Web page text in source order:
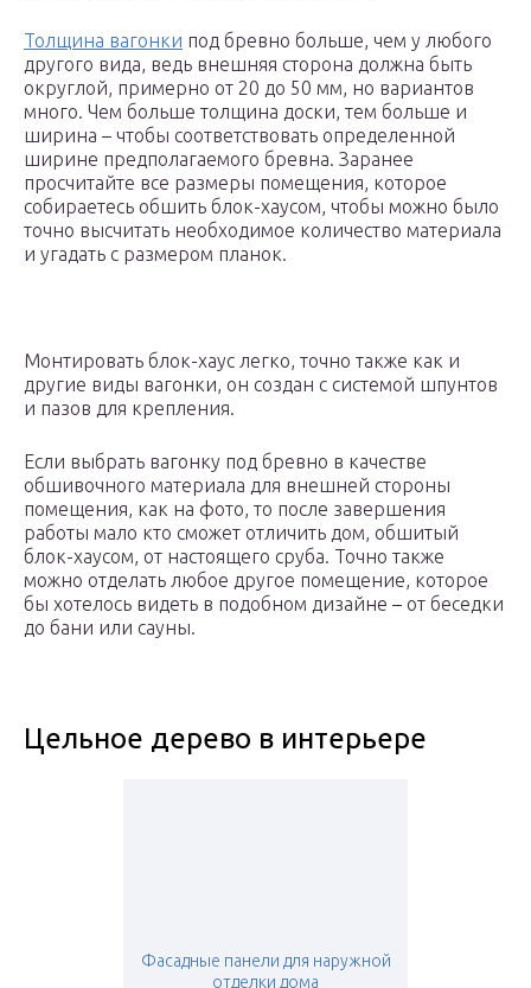
Толщина вагонки под бревно больше, чем у любого
другого вида, ведь внешняя сторона должна быть
округлой, примерно от 20 до 50 мм, но вариантов
много. Чем больше толщина доски, тем больше и
ширина – чтобы соответствовать определенной
ширине предполагаемого бревна. Заранее
просчитайте все размеры помещения, которое
собираетесь обшить блок-хаусом, чтобы можно было
точно высчитать необходимое количество материала
и угадать с размером планок.
Монтировать блок-хаус легко, точно также как и
другие виды вагонки, он создан с системой шпунтов
и пазов для крепления.
Если выбрать вагонку под бревно в качестве
обшивочного материала для внешней стороны
помещения, как на фото, то после завершения
работы мало кто сможет отличить дом, обшитый
блок-хаусом, от настоящего сруба. Точно также
можно отделать любое другое помещение, которое
бы хотелось видеть в подобном дизайне – от беседки
до бани или сауны.
Цельное дерево в интерьере
Фасадные панели для наружной
отделки дома